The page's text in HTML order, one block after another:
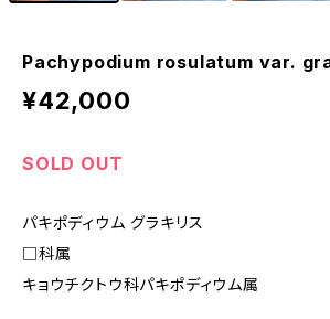
Pachypodium rosulatum var.
¥42,000
SOLD OUT
パキポディウム グラキリス
□科属
キョウチクトウ科パキポディウム属